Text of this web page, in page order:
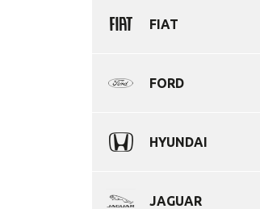
FIAT
FORD
HYUNDAI
JAGUAR